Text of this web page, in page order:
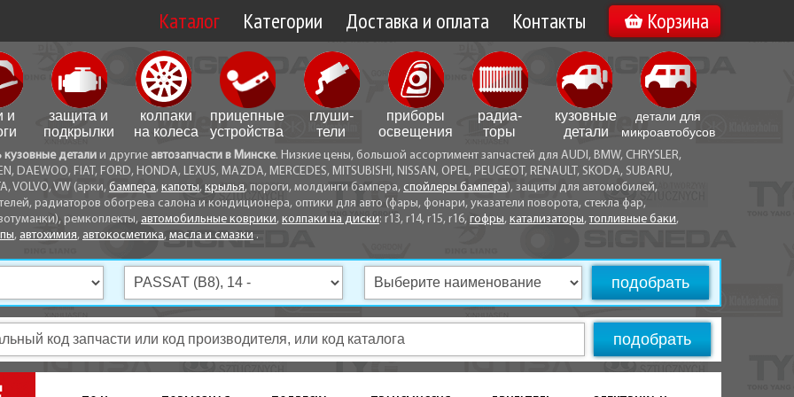
Каталог Категории Доставка и оплата
Доставка по Минску
Доставка по Беларуси
Самовывоз
Способы оплаты
Контакты
Вакансии
Корзина
и
защита и
подкрылки
колпаки
на колеса
прицепные
устройства
глуши­
тели
приборы
освещения
радиа­
торы
кузовные
детали
детали для
микро­автобусов
кузовные детали и другие автозапчасти в Минске. Низкие цены, большой ассортимент запчастей для AUDI, BMW, CHRYSLER,
DAEWOO, FIAT, FORD, HONDA, LEXUS, MAZDA, MERCEDES, MITSUBISHI, NISSAN, OPEL, PEUGEOT, RENAULT, SKODA, SUBARU,
VOLVO, VW (арки, бампера, капоты, крылья, пороги, молдинги бампера, спойлеры бампера), защиты для автомобилей,
радиаторов обогрева салона и кондиционера, оптики для авто (фары, фонари, указатели поворота, стекла фар,
ремкоплекты, автомобильные коврики, колпаки на диски: r13, r14, r15, r16, гофры, катализаторы,топливные баки,
, автохимия, автокосметика, масла и смазки .